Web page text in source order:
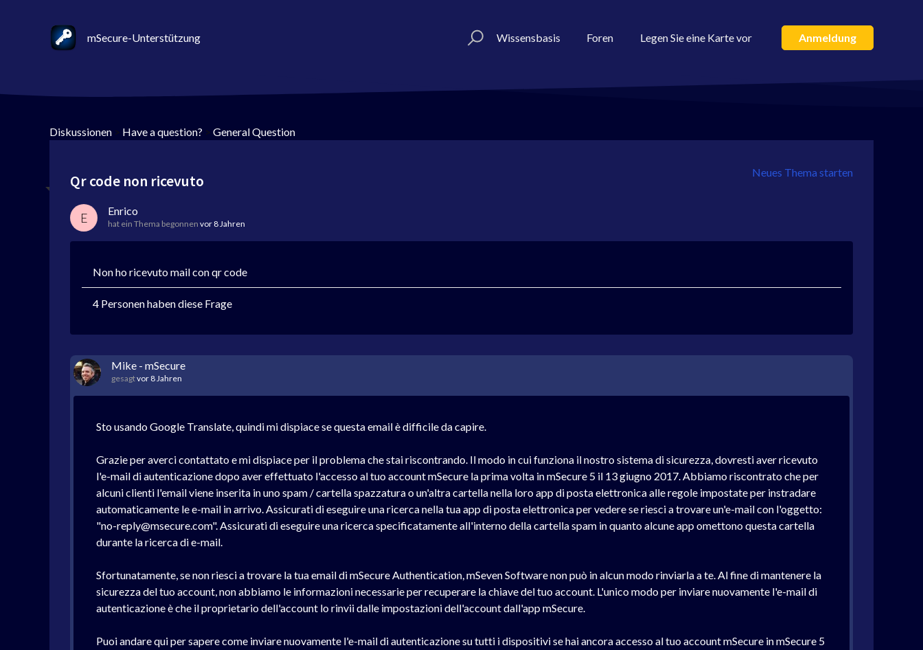
mSecure-Unterstützung Wissensbasis Foren Legen Sie eine Karte vor Anmeldung
Diskussionen > Have a question? > General Question
Neues Thema starten
Qr code non ricevuto
E Enrico
hat ein Thema begonnen vor 8 Jahren
Non ho ricevuto mail con qr code
4 Personen haben diese Frage
Mike - mSecure
gesagtvor 8 Jahren
Sto usando Google Translate, quindi mi dispiace se questa email è difficile da capire.
Grazie per averci contattato e mi dispiace per il problema che stai riscontrando. Il modo in cui funziona il nostro sistema di sicurezza, dovresti aver ricevuto
l'e-mail di autenticazione dopo aver effettuato l'accesso al tuo account mSecure la prima volta in mSecure 5 il 13 giugno 2017. Abbiamo riscontrato che per
alcuni clienti l'email viene inserita in uno spam / cartella spazzatura o un'altra cartella nella loro app di posta elettronica alle regole impostate per instradare
automaticamente le e-mail in arrivo. Assicurati di eseguire una ricerca nella tua app di posta elettronica per vedere se riesci a trovare un'e-mail con l'oggetto:
"no-reply@msecure.com". Assicurati di eseguire una ricerca specificatamente all'interno della cartella spam in quanto alcune app omettono questa cartella
durante la ricerca di e-mail.
Sfortunatamente, se non riesci a trovare la tua email di mSecure Authentication, mSeven Software non può in alcun modo rinviarla a te. Al fine di mantenere la
sicurezza del tuo account, non abbiamo le informazioni necessarie per recuperare la chiave del tuo account. L'unico modo per inviare nuovamente l'e-mail di
autenticazione è che il proprietario dell'account lo rinvii dalle impostazioni dell'account dall'app mSecure.
Puoi andare qui per sapere come inviare nuovamente l'e-mail di autenticazione su tutti i dispositivi se hai ancora accesso al tuo account mSecure in mSecure 5